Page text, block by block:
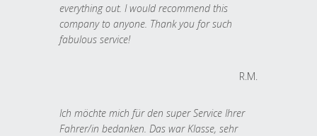
everything out. I would recommend this
company to anyone. Thank you for such
fabulous service!
R.M.
Ich möchte mich für den super Service Ihrer
Fahrer/in bedanken. Das war Klasse, sehr